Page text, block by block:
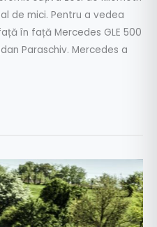
de mici. Pentru a vedea
în față Mercedes GLE 500
Paraschiv. Mercedes a